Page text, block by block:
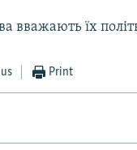
вважають їх
Print